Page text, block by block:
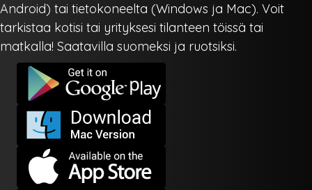
Android) tai tietokoneelta (Windows ja Mac). Voit
tarkistaa kotisi tai yrityksesi tilanteen töissä tai
matkalla! Saatavilla suomeksi ja ruotsiksi.